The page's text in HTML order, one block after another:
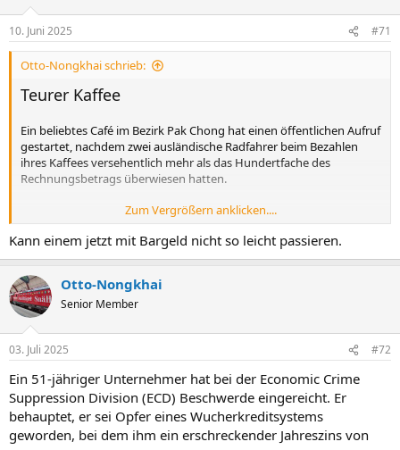
10. Juni 2025 #71
Otto-Nongkhai schrieb:
Teurer Kaffee
Ein beliebtes Café im Bezirk Pak Chong hat einen öffentlichen Aufruf
gestartet, nachdem zwei ausländische Radfahrer beim Bezahlen
ihres Kaffees versehentlich mehr als das Hundertfache des
Rechnungsbetrags überwiesen hatten.
Coffee Shop Seeks Cyclists After Accidental THB 22,150 Payment for THB 221 Coffee
Picture courtesy of Khaosod. A popular café in Pak Chong
district has launched a public appeal after two foreign
cost of their bill while paying for their coffee. Mount Wind
Tree Café, located along Road 3052 in Pong Talong
subdistrict, Na...
aseannow.com
Zum Vergrößern anklicken....
Kann einem jetzt mit Bargeld nicht so leicht passieren.
Otto-Nongkhai
Senior Member
03. Juli 2025 #72
Ein 51-jähriger Unternehmer hat bei der Economic Crime
Suppression Division (ECD) Beschwerde eingereicht. Er
behauptet, er sei Opfer eines Wucherkreditsystems
geworden, bei dem ihm ein erschreckender Jahreszins von